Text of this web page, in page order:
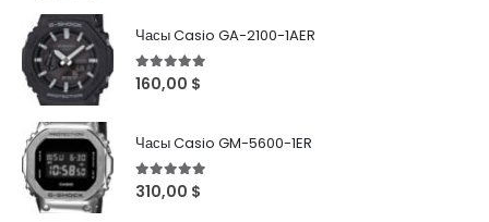
Часы Casio GA-2100-1AER
5out of 5
160,00 $
Часы Casio GM-5600-1ER
5out of 5
310,00 $